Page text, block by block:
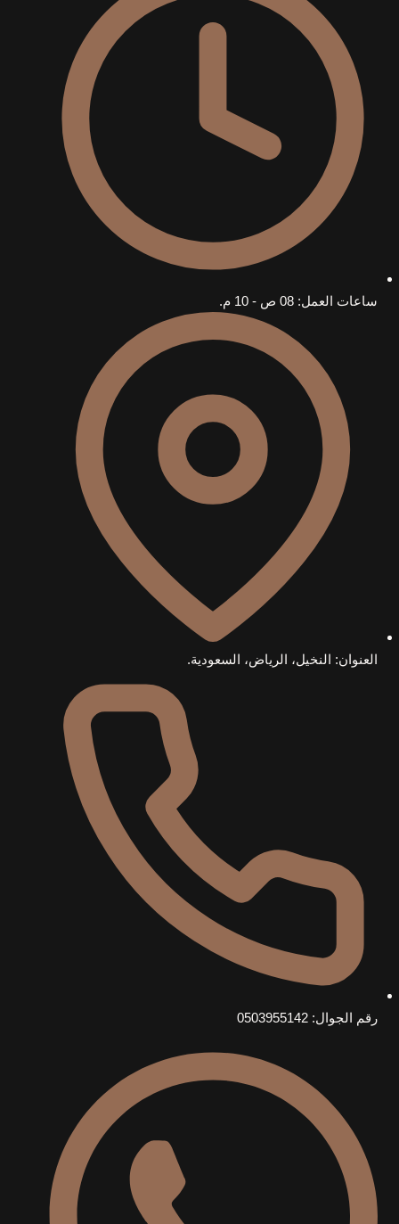
ساعات العمل: 08 ص - 10 م.
العنوان: النخيل، الرياض، السعودية.
رقم الجوال: 0503955142